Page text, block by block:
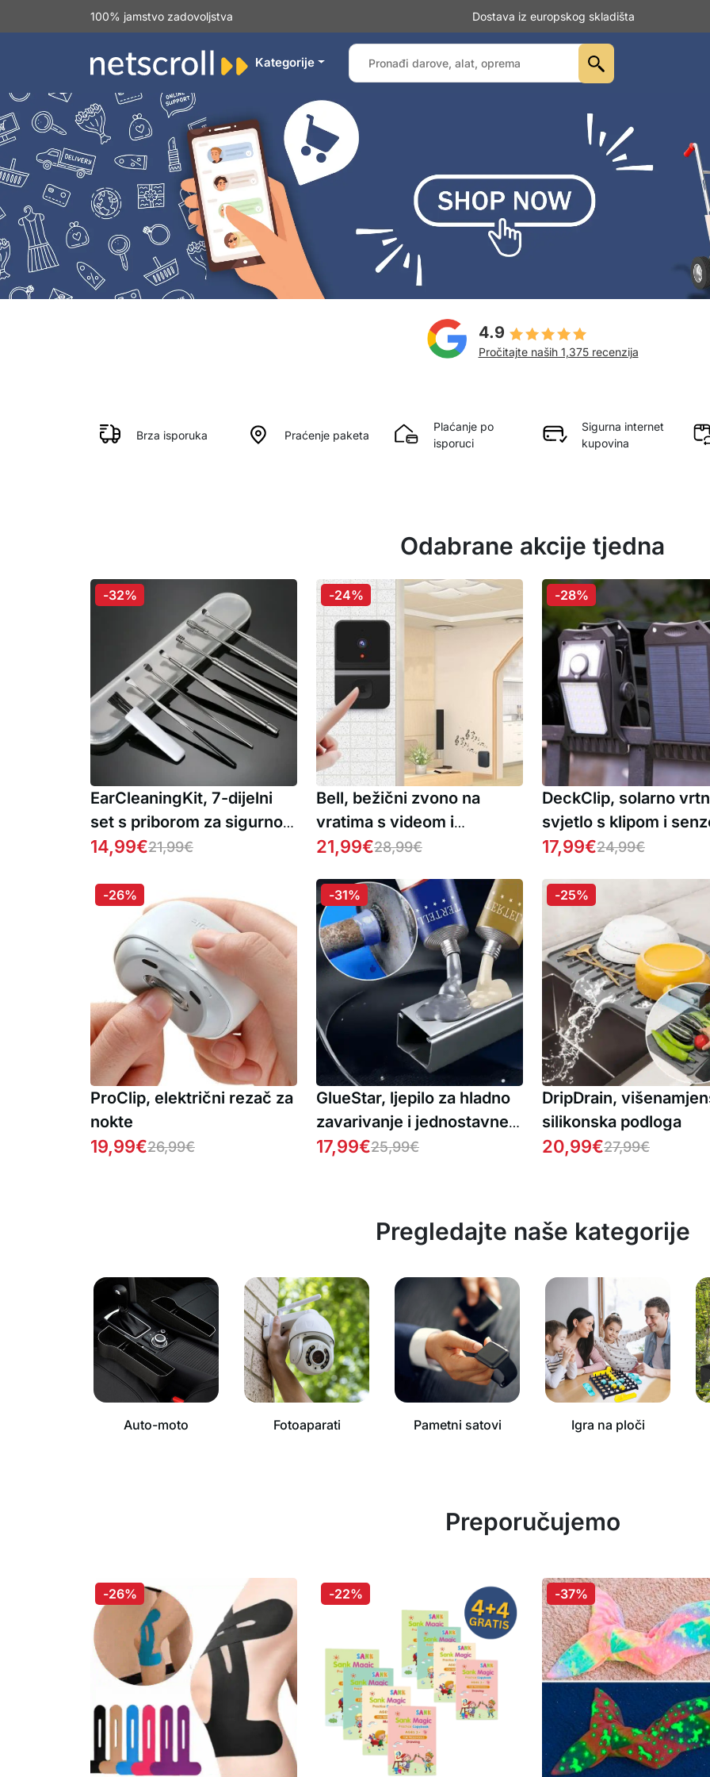
100% jamstvo zadovoljstva Dostava iz europskog skladišta
Kategorije
4.9
Pročitajte naših 1,375 recenzija
Brza isporuka Praćenje paketa
Plaćanje po
isporuci
Sigurna internet
kupovina
Odabrane akcije tjedna
EarCleaningKit, 7-dijelni
set s priborom za sigurno
čišćenje ušiju 1 + 1
14,99€21,99€
-32%
Bell, bežični zvono na
vratima s videom i
dvosmjernim zvukom
21,99€28,99€
-24%
DeckClip, solarno
svjetlo s klipom i
pokreta
17,99€24,99€
-28%
ProClip, električni rezač za
nokte
19,99€26,99€
-26%
GlueStar, ljepilo za hladno
zavarivanje i jednostavne
popravke (2 bočice)
17,99€25,99€
-31%
DripDrain,
silikonska podloga
20,99€27,99€
-25%
Pregledajte naše kategorije
Auto-moto Fotoaparati Pametni satovi Igra na ploči
Preporučujemo
-26% -22% -37%